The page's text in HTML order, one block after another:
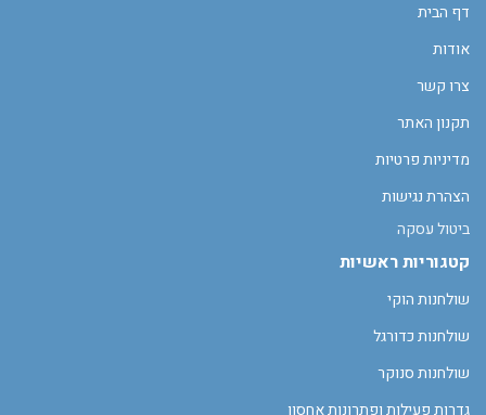
דף הבית
אודות
צרו קשר
תקנון האתר
מדיניות פרטיות
הצהרת נגישות
ביטול עסקה
קטגוריות ראשיות
שולחנות הוקי
שולחנות כדורגל
שולחנות סנוקר